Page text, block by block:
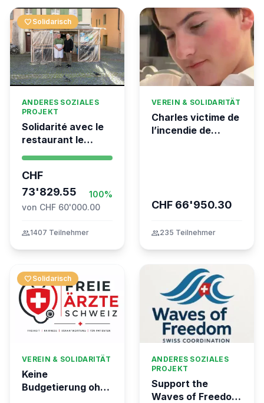
favorite Solidarisch
ANDERES SOZIALES
PROJEKT
Solidarité avec le
restaurant le
CHF
73'829.55
100%
von CHF 60'000.00
group1407 Teilnehmer
VEREIN & SOLIDARITÄT
Charles victime de
l’incendie de
CHF 66'950.30
group235 Teilnehmer
favorite Solidarisch
VEREIN & SOLIDARITÄT
Keine
Budgetierung ohne
ANDERES SOZIALES
PROJEKT
Support the
Waves of Freedom